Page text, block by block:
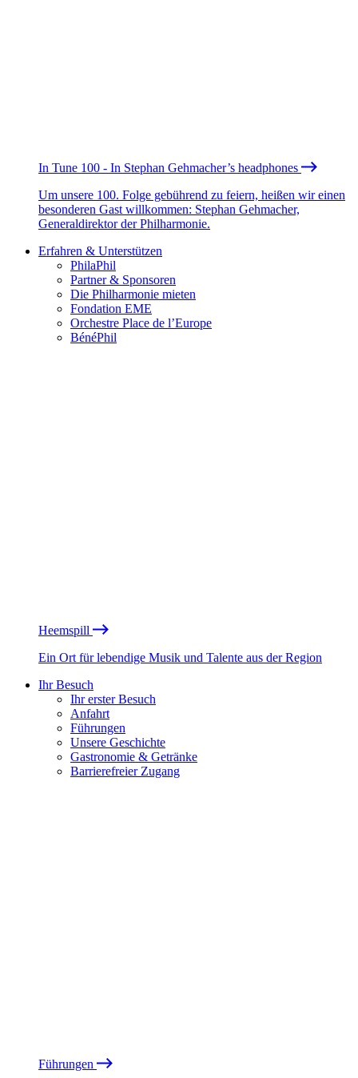
In Tune 100 - In Stephan Gehmacher’s headphones
Um unsere 100. Folge gebührend zu feiern, heißen wir einen
besonderen Gast willkommen: Stephan Gehmacher,
Generaldirektor der Philharmonie.
Erfahren & Unterstützen
PhilaPhil
Partner & Sponsoren
Die Philharmonie mieten
Fondation EME
Orchestre Place de l’Europe
BénéPhil
Heemspill
Ein Ort für lebendige Musik und Talente aus der Region
Ihr Besuch
Ihr erster Besuch
Anfahrt
Führungen
Unsere Geschichte
Gastronomie & Getränke
Barrierefreier Zugang
Führungen